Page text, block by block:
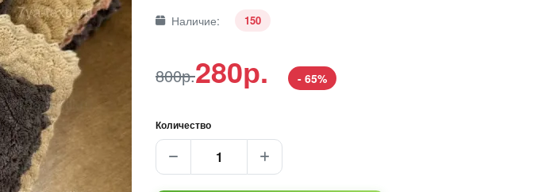
Наличие:
150
800р.280р. - 65%
Количество